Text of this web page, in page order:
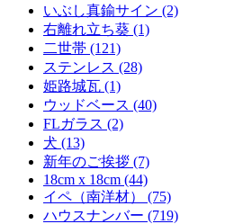
いぶし真鍮サイン (2)
右離れ立ち葵 (1)
二世帯 (121)
ステンレス (28)
姫路城瓦 (1)
ウッドベース (40)
FLガラス (2)
犬 (13)
新年のご挨拶 (7)
18cm x 18cm (44)
イペ（南洋材） (75)
ハウスナンバー (719)